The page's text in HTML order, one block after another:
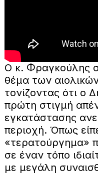
Ο κ. Φραγκούλης
θέμα των
τονίζοντας ότι ο
πρώτη στιγμή
εγκατάστασης
περιοχή. Όπως
«τερατούργημα»
σε έναν τόπο
με μεγάλη